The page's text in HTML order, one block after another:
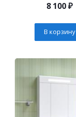
8 100₽
В корзину